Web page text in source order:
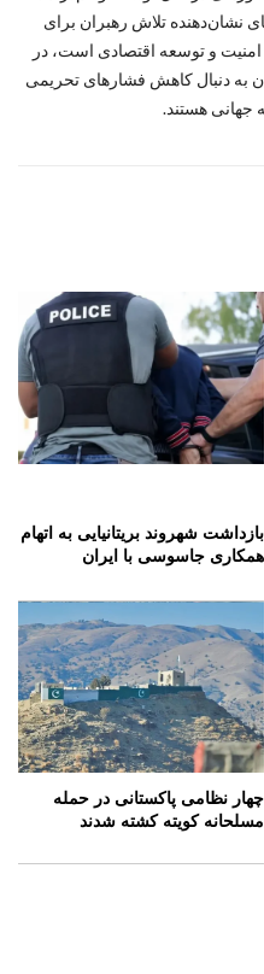
نشان‌دهنده تلاش رهبران برای
و توسعه اقتصادی است، در
به دنبال کاهش فشارهای تحریمی
جهانی هستند.
بازداشت شهروند بریتانیایی به اتهام
همکاری جاسوسی با ایران
چهار نظامی پاکستانی در حمله
مسلحانه کویته کشته شدند